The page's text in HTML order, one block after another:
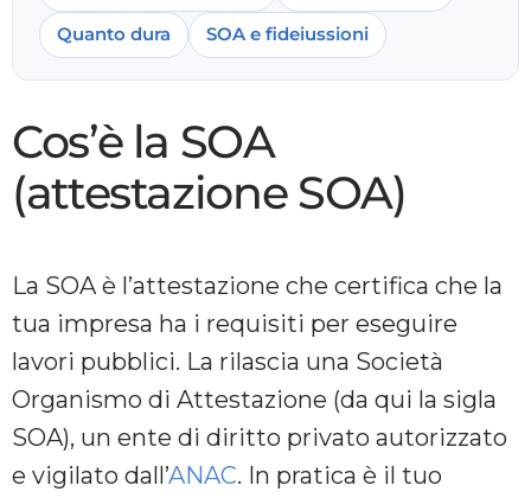
Quanto dura SOA e fideiussioni
Cos’è la SOA
(attestazione SOA)
La SOA è l’attestazione che certifica che la
tua impresa ha i requisiti per eseguire
lavori pubblici. La rilascia una Società
Organismo di Attestazione (da qui la sigla
SOA), un ente di diritto privato autorizzato
e vigilato dall’ANAC. In pratica è il tuo